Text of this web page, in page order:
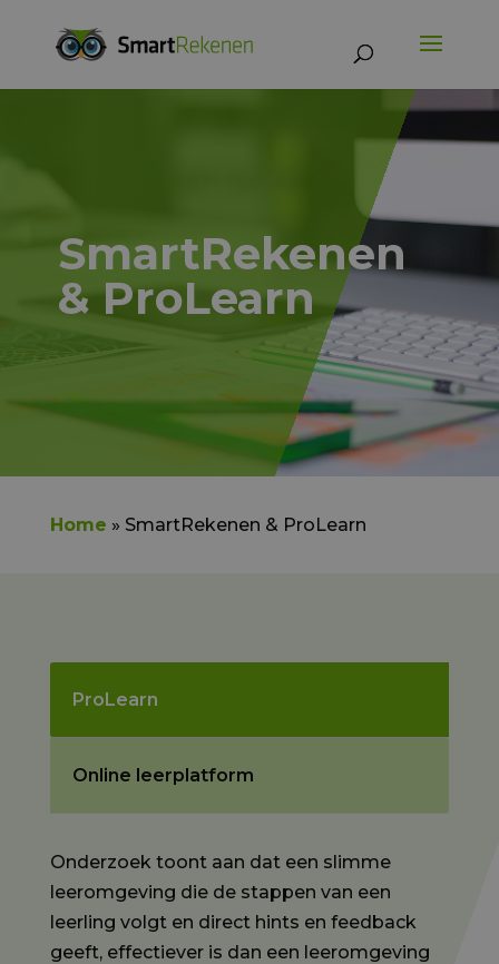
SmartRekenen
& ProLearn
Home » SmartRekenen & ProLearn
ProLearn
Online leerplatform
Onderzoek toont aan dat een slimme
leeromgeving die de stappen van een
leerling volgt en direct hints en feedback
geeft, effectiever is dan een leeromgeving